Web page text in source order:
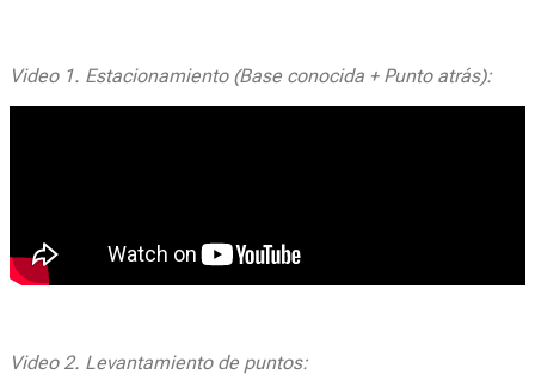
Video 1. Estacionamiento (Base conocida + Punto atrás):
Video 2. Levantamiento de puntos: